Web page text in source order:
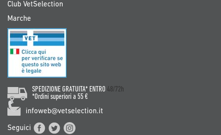
Club VetSelection
Marche
SPEDIZIONE GRATUITA* ENTRO 48/72h
*Ordini superiori a 55 €
infoweb@vetselection.it
Seguici